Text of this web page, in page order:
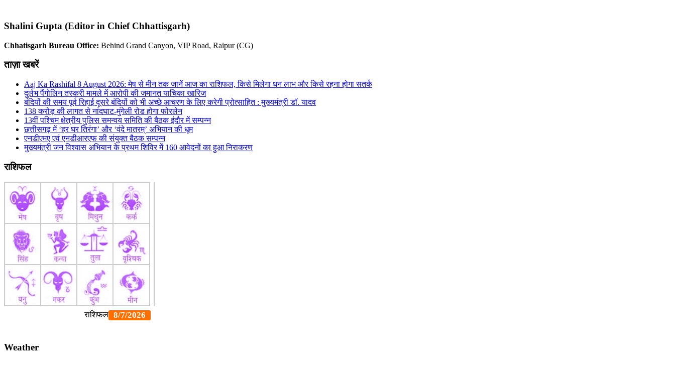
Shalini Gupta (Editor in Chief Chhattisgarh)
Chhatisgarh Bureau Office: Behind Grand Canyon, VIP Road, Raipur (CG)
ताज़ा खबरें
Aaj Ka Rashifal 8 August 2026: मेष से मीन तक जानें आज का राशिफल, किसे मिलेगा धन लाभ और किसे रहना होगा सतर्क
दुर्लभ पैंगोलिन तस्करी मामले में आरोपी की जमानत याचिका खारिज
बंदियों की समय पूर्व रिहाई दूसरे बंदियों को भी अच्छे आचरण के लिए करेगी प्रोत्साहित : मुख्यमंत्री डॉ. यादव
138 करोड़ की लागत से नांदघाट-मुंगेली रोड होगा फोरलेन
13वीं पश्चिम क्षेत्रीय पुलिस समन्वय समिति की बैठक इंदौर में सम्पन्न
छत्तीसगढ़ में ‘हर घर तिरंगा’ और ‘वंदे मातरम्’ अभियान की धूम
एनडीएमए एवं एनडीआरएफ की संयुक्त बैठक सम्पन्न
मुख्यमंत्री जन विश्वास अभियान के प्रथम शिविर में 160 आवेदनों का हुआ निराकरण
राशिफल
Weather